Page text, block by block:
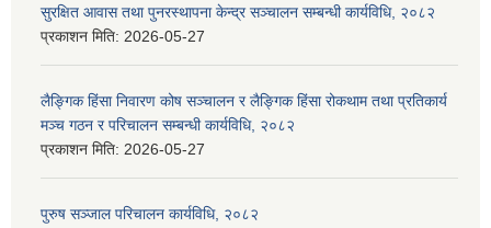
सुरक्षित आवास तथा पुनरस्थापना केन्द्र सञ्चालन सम्बन्धी कार्यविधि, २०८२
प्रकाशन मिति: 2026-05-27
लैङ्गिक हिंसा निवारण कोष सञ्चालन र लैङ्गिक हिंसा रोकथाम तथा प्रतिकार्य
मञ्च गठन र परिचालन सम्बन्धी कार्यविधि, २०८२
प्रकाशन मिति: 2026-05-27
पुरुष सञ्जाल परिचालन कार्यविधि, २०८२